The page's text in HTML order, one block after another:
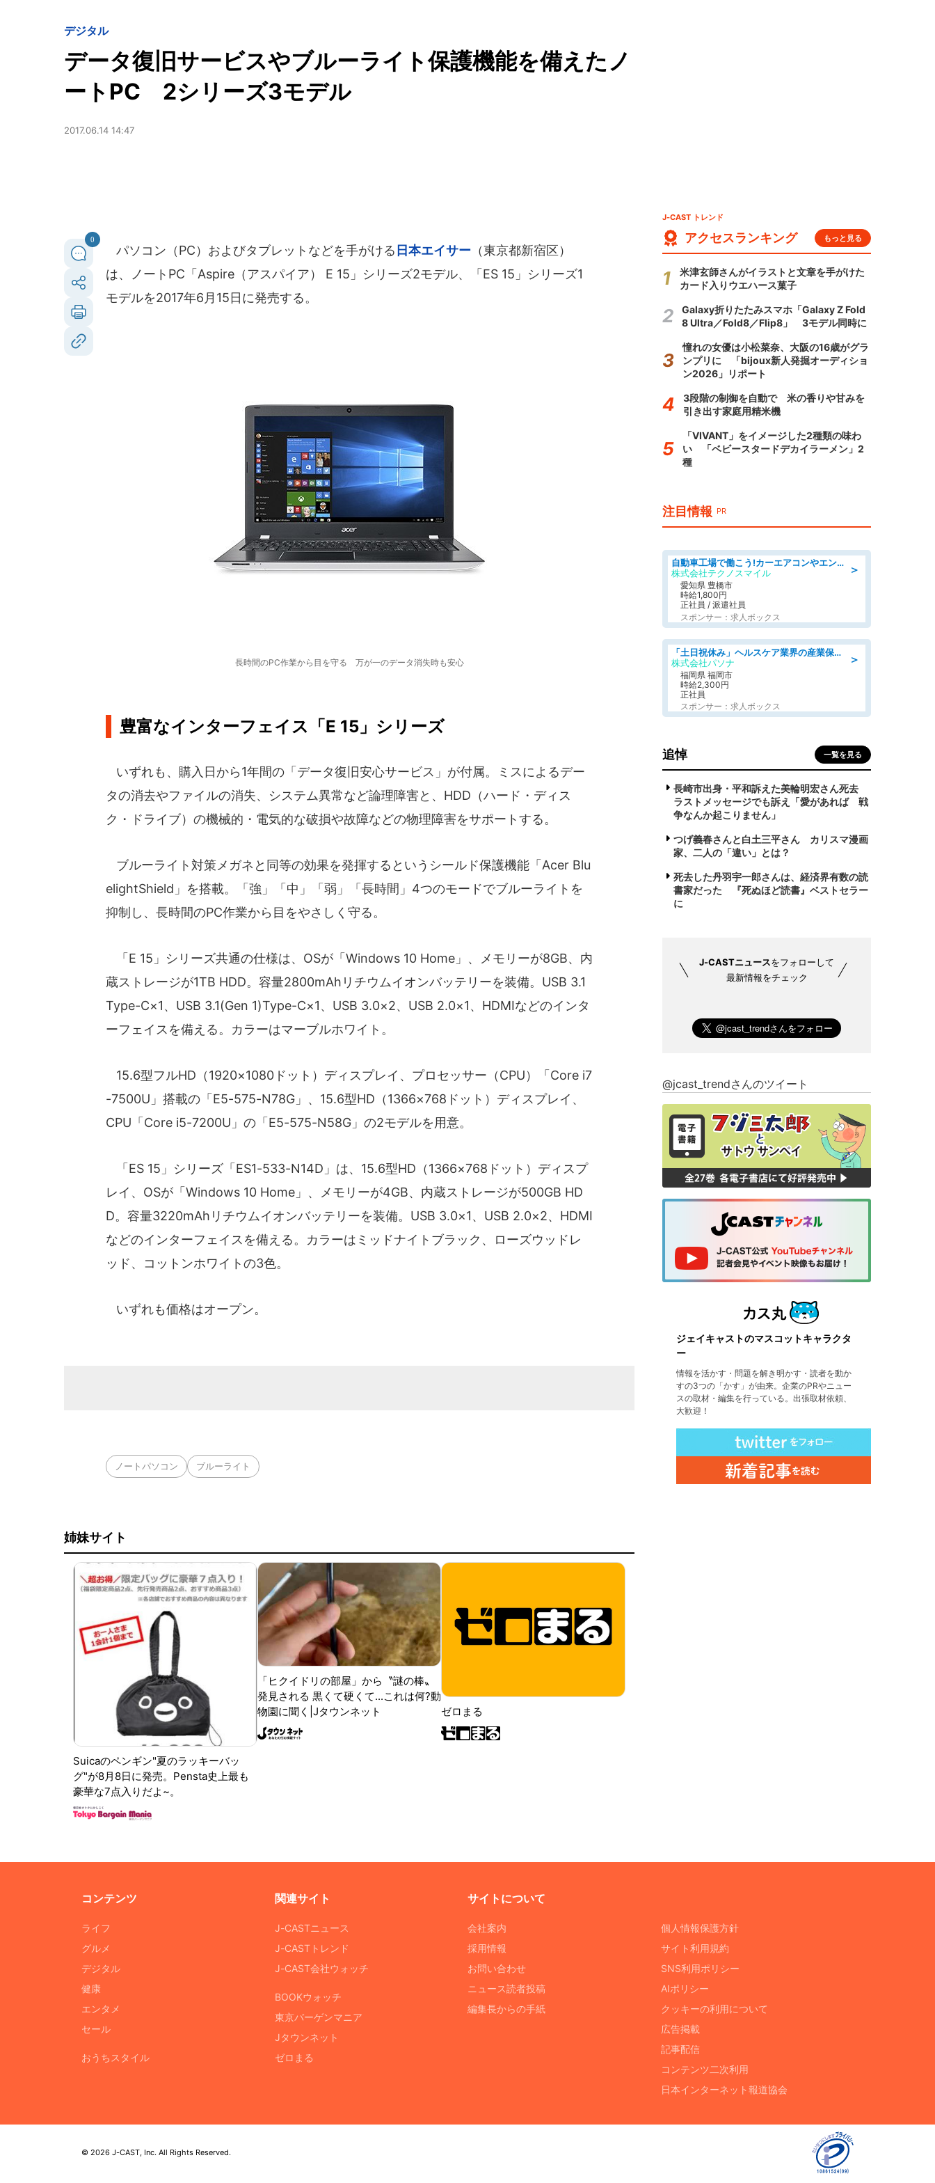
デジタル
データ復旧サービスやブルーライト保護機能を備えたノ
ートPC 2シリーズ3モデル
2017.06.14 14:47
0
パソコン（PC）およびタブレットなどを手がける 日本エイサー （東京都新宿区）
は、ノートPC「Aspire（アスパイア） E 15」シリーズ2モデル、「ES 15」シリーズ1
モデルを2017年6月15日に発売する。
長時間のPC作業から目を守る 万が一のデータ消失時も安心
豊富なインターフェイス「E 15」シリーズ
いずれも、購入日から1年間の「データ復旧安心サービス」が付属。ミスによるデー
タの消去やファイルの消失、システム異常など論理障害と、HDD（ハード・ディス
ク・ドライブ）の機械的・電気的な破損や故障などの物理障害をサポートする。
ブルーライト対策メガネと同等の効果を発揮するというシールド保護機能「Acer Blu
elightShield」を搭載。「強」「中」「弱」「長時間」4つのモードでブルーライトを
抑制し、長時間のPC作業から目をやさしく守る。
「E 15」シリーズ共通の仕様は、OSが「Windows 10 Home」、メモリーが8GB、内
蔵ストレージが1TB HDD。容量2800mAhリチウムイオンバッテリーを装備。USB 3.1
Type-C×1、USB 3.1(Gen 1)Type-C×1、USB 3.0×2、USB 2.0×1、HDMIなどのインタ
ーフェイスを備える。カラーはマーブルホワイト。
15.6型フルHD（1920×1080ドット）ディスプレイ、プロセッサー（CPU）「Core i7
-7500U」搭載の「E5-575-N78G」、15.6型HD（1366×768ドット）ディスプレイ、
CPU「Core i5-7200U」の「E5-575-N58G」の2モデルを用意。
「ES 15」シリーズ「ES1-533-N14D」は、15.6型HD（1366×768ドット）ディスプ
レイ、OSが「Windows 10 Home」、メモリーが4GB、内蔵ストレージが500GB HD
D。容量3220mAhリチウムイオンバッテリーを装備。USB 3.0×1、USB 2.0×2、HDMI
などのインターフェイスを備える。カラーはミッドナイトブラック、ローズウッドレ
ッド、コットンホワイトの3色。
いずれも価格はオープン。
ノートパソコン ブルーライト
姉妹サイト
Suicaのペンギン"夏のラッキーバッ
グ"が8月8日に発売。Pensta史上最も
豪華な7点入りだよ~。
「ヒクイドリの部屋」から〝謎の棒〟
発見される 黒くて硬くて...これは何?動
物園に聞く|Jタウンネット
ゼロまる
J-CAST トレンド
アクセスランキング もっと見る
米津玄師さんがイラストと文章を手がけた
カード入りウエハース菓子
Galaxy折りたたみスマホ「Galaxy Z Fold
8 Ultra／Fold8／Flip8」 3モデル同時に
憧れの女優は小松菜奈、大阪の16歳がグラ
ンプリに 「bijoux新人発掘オーディショ
ン2026」リポート
3段階の制御を自動で 米の香りや甘みを
引き出す家庭用精米機
「VIVANT」をイメージした2種類の味わ
い 「ベビースタードデカイラーメン」2
種
注目情報 PR
＞
自動車工場で働こう!カーエアコンやエンジンの製造・加工業務/寮完備 denso aichi
株式会社テクノスマイル
愛知県 豊橋市
時給1,800円
正社員 / 派遣社員
スポンサー：求人ボックス
＞
「土日祝休み」ヘルスケア業界の産業保健師/高時給/未経験OK/要資格:保健師、正看護師
株式会社パソナ
福岡県 福岡市
時給2,300円
正社員
スポンサー：求人ボックス
追悼 一覧を見る
長崎市出身・平和訴えた美輪明宏さん死去
ラストメッセージでも訴え「愛があれば 戦
争なんか起こりません」
つげ義春さんと白土三平さん カリスマ漫画
家、二人の「違い」とは？
死去した丹羽宇一郎さんは、経済界有数の読
書家だった 『死ぬほど読書』ベストセラー
に
J-CASTニュースをフォローして
最新情報をチェック
@jcast_trendさんのツイート
ジェイキャストのマスコットキャラクタ
ー
情報を活かす・問題を解き明かす・読者を動か
すの3つの「かす」が由来。企業のPRやニュー
スの取材・編集を行っている。出張取材依頼、
大歓迎！
コンテンツ
ライフ
グルメ
デジタル
健康
エンタメ
セール
おうちスタイル
関連サイト
J-CASTニュース
J-CASTトレンド
J-CAST会社ウォッチ
BOOKウォッチ
東京バーゲンマニア
Jタウンネット
ゼロまる
サイトについて
会社案内
採用情報
お問い合わせ
ニュース読者投稿
編集長からの手紙
個人情報保護方針
サイト利用規約
SNS利用ポリシー
AIポリシー
クッキーの利用について
広告掲載
記事配信
コンテンツ二次利用
日本インターネット報道協会
© 2026 J-CAST, Inc. All Rights Reserved.